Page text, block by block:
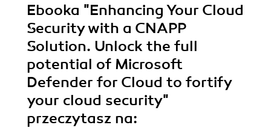
Ebooka "Enhancing Your Cloud
Security with a CNAPP
Solution. Unlock the full
potential of Microsoft
Defender for Cloud to fortify
your cloud security"
przeczytasz na: